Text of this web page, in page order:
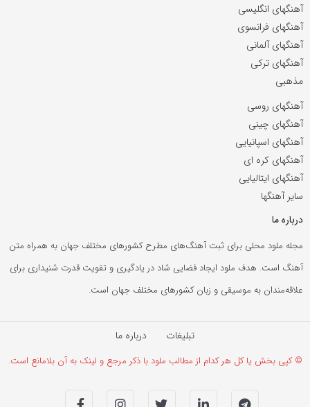
آهنگهای انگلیسی
آهنگهای فرانسوی
آهنگهای آلمانی
آهنگهای ترکی
مذهبی
آهنگهای روسی
آهنگهای چینی
آهنگهای اسپانیایی
آهنگهای کره ای
آهنگهای ایتالیایی
سایر آهنگها
درباره ما
مجله ملود محلی برای ثبت آهنگ‌های مطرح کشورهای مختلف جهان به همراه متن
آهنگ است. هدف ملود ایجاد فضایی شاد در یادگیری و تقویت قدرت شنیداری برای
علاقه‌مندان به موسیقی و زبان کشورهای مختلف جهان است.
تبلیغات درباره ما
© کپی بخش یا کل هر کدام از مطالب ملود با ذکر مرجع و لینک به آن بلامانع است.